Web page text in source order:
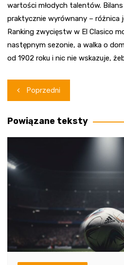
wartości młodych talentów.
praktycznie wyrównany – różnica
Ranking zwycięstw w El Clasico
następnym sezonie, a walka o
od 1902 roku i nic nie wskazuje,
Nawigacja
wpisu
Poprzedni
Powiązane teksty